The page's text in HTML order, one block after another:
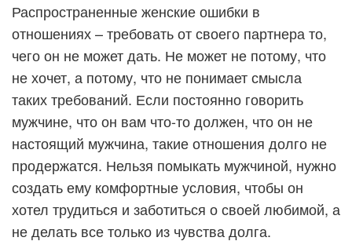
Распространенные женские ошибки в
отношениях – требовать от своего партнера то,
чего он не может дать. Не может не потому, что
не хочет, а потому, что не понимает смысла
таких требований. Если постоянно говорить
мужчине, что он вам что-то должен, что он не
настоящий мужчина, такие отношения долго не
продержатся. Нельзя помыкать мужчиной, нужно
создать ему комфортные условия, чтобы он
хотел трудиться и заботиться о своей любимой, а
не делать все только из чувства долга.